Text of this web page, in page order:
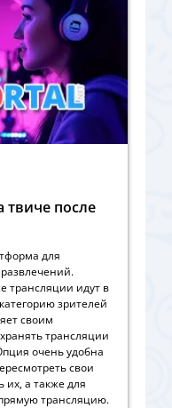
твиче после
для
трансляции идут в
зрителей
своим
трансляции
очень удобна
свои
их, а также для
трансляцию.